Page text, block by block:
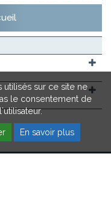
utilisés sur ce site ne
le consentement de
En savoir plus